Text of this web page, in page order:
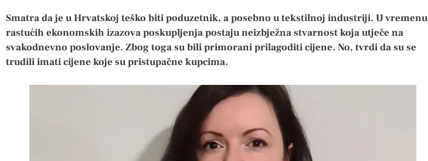
Smatra da je u Hrvatskoj teško biti poduzetnik, a posebno u tekstilnoj industriji. U vremenu
rastućih ekonomskih izazova poskupljenja postaju neizbježna stvarnost koja utječe na
svakodnevno poslovanje. Zbog toga su bili primorani prilagoditi cijene. No, tvrdi da su se
trudili imati cijene koje su pristupačne kupcima.